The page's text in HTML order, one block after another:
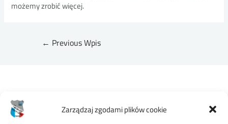
Zarządzaj zgodami plików cookie
możemy zrobić więcej.
Nawigacja
wpisu
← Previous Wpis